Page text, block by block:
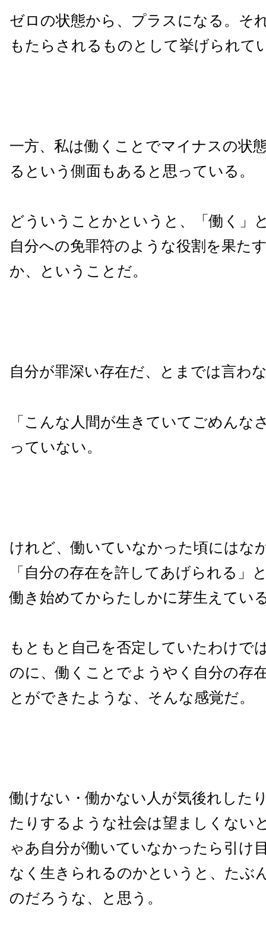
ゼロの状態から、プラスになる。そ
もたらされるものとして挙げられて
一方、私は働くことでマイナスの状
るという側面もあると思っている。
どういうことかというと、「働く」
自分への免罪符のような役割を果た
か、ということだ。
自分が罪深い存在だ、とまでは言わ
「こんな人間が生きていてごめんな
っていない。
けれど、働いていなかった頃にはな
「自分の存在を許してあげられる」
働き始めてからたしかに芽生えてい
もともと自己を否定していたわけで
のに、働くことでようやく自分の存
とができたような、そんな感覚だ。
働けない・働かない人が気後れした
たりするような社会は望ましくない
ゃあ自分が働いていなかったら引け
なく生きられるのかというと、たぶ
のだろうな、と思う。